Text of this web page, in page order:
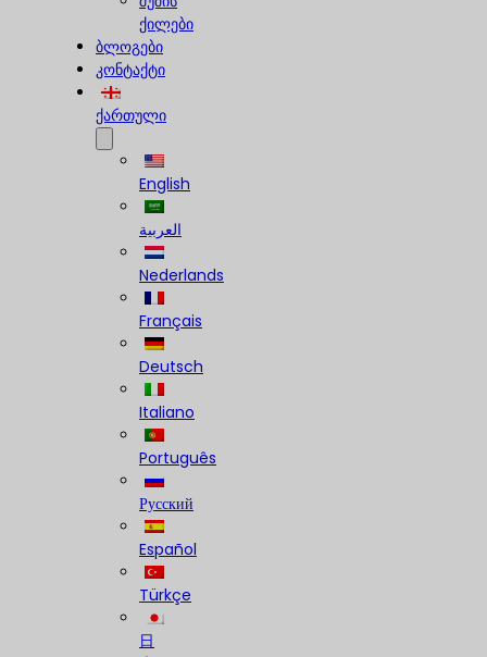
ქილები
ბლოგები
კონტაქტი
ქართული
English
العربية
Nederlands
Français
Deutsch
Italiano
Português
Русский
Español
Türkçe
日